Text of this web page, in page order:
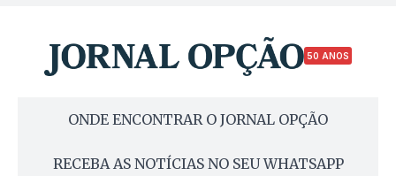
50 ANOS
ONDE ENCONTRAR O JORNAL OPÇÃO
RECEBA AS NOTÍCIAS NO SEU WHATSAPP